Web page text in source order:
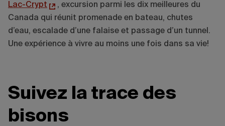
Lac-Crypt
, excursion parmi les dix meilleures du
Canada qui réunit promenade en bateau, chutes
d’eau, escalade d’une falaise et passage d’un tunnel.
Une expérience à vivre au moins une fois dans sa vie!
Suivez la trace des
bisons